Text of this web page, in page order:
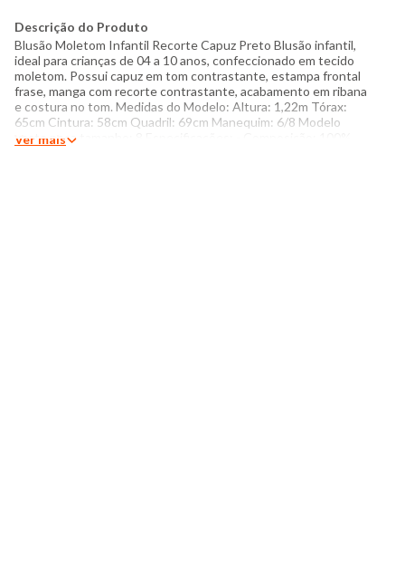
Descrição do Produto
Blusão Moletom Infantil Recorte Capuz Preto Blusão infantil,
ideal para crianças de 04 a 10 anos, confeccionado em tecido
moletom. Possui capuz em tom contrastante, estampa frontal
frase, manga com recorte contrastante, acabamento em ribana
e costura no tom. Medidas do Modelo: Altura: 1,22m Tórax:
65cm Cintura: 58cm Quadril: 69cm Manequim: 6/8 Modelo
veste peça tamanho: 8 Especificações: - Composição: 100%
Ver mais